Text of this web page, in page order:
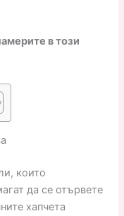
в този
които
да се отървете
хапчета